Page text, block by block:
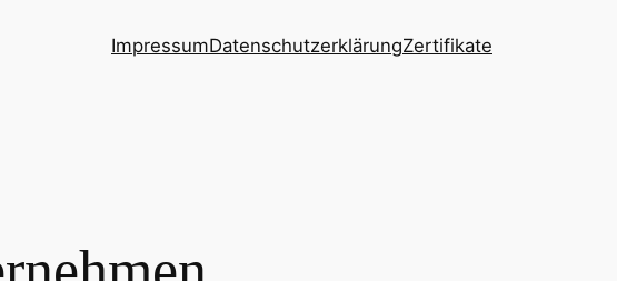
ImpressumDatenschutzerklärungZertifikate